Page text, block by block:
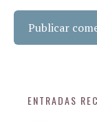
ENTRADAS